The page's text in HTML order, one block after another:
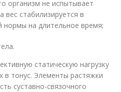
организм не испытывает
вес стабилизируется в
нормы на длительное время;
статическую нагрузку
тонус. Элементы растяжки
суставно-связочного